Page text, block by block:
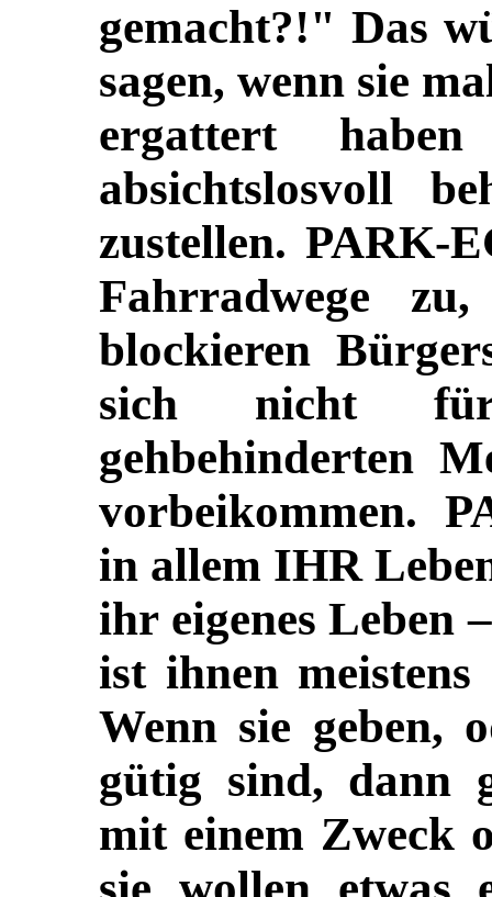
gemacht?!" Das
sagen, wenn sie
ergattert
absichtslosvoll
zustellen. PARK-
Fahrradwege
blockieren
sich nicht
gehbehinderten
vorbeikommen.
in allem IHR
ihr eigenes Leben
ist ihnen
Wenn sie geben,
gütig sind, dann
mit einem Zweck